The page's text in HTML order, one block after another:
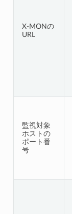
X-MONの
URL
監視対象
ホストの
ポート番
号